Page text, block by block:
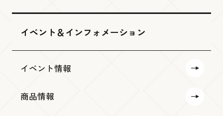
イベント＆インフォメーション
イベント情報
商品情報